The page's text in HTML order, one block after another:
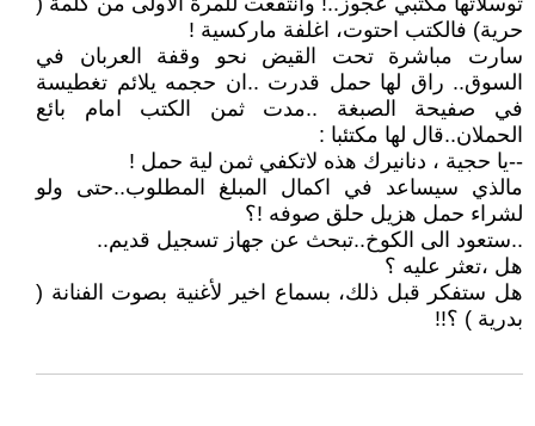
حرية) فالكتب احتوت، اغلفة ماركسية !
سارت مباشرة تحت القيض نحو وقفة العربان في
السوق.. راق لها حمل قدرت ..ان حجمه يلائم تغطيسة
في صفيحة الصبغة ..مدت ثمن الكتب امام بائع
الحملان..قال لها مكتئبا :
--يا حجية ، دنانيرك هذه لاتكفي ثمن لية حمل !
مالذي سيساعد في اكمال المبلغ المطلوب..حتى ولو
لشراء حمل هزيل حلق صوفه !؟
..ستعود الى الكوخ..تبحث عن جهاز تسجيل قديم..
هل ،تعثر عليه ؟
هل ستفكر قبل ذلك، بسماع اخير لأغنية بصوت الفنانة (
بدرية ) ؟!!